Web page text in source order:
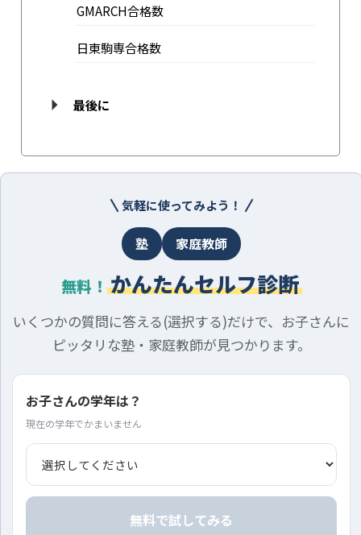
GMARCH合格数
日東駒専合格数
最後に
気軽に使ってみよう！
塾 家庭教師
無料！ かんたんセルフ診断
いくつかの質問に答える(選択する)だけで、お子さんに
ピッタリな塾・家庭教師が見つかります。
お子さんの学年は？
現在の学年でかまいません
無料で試してみる